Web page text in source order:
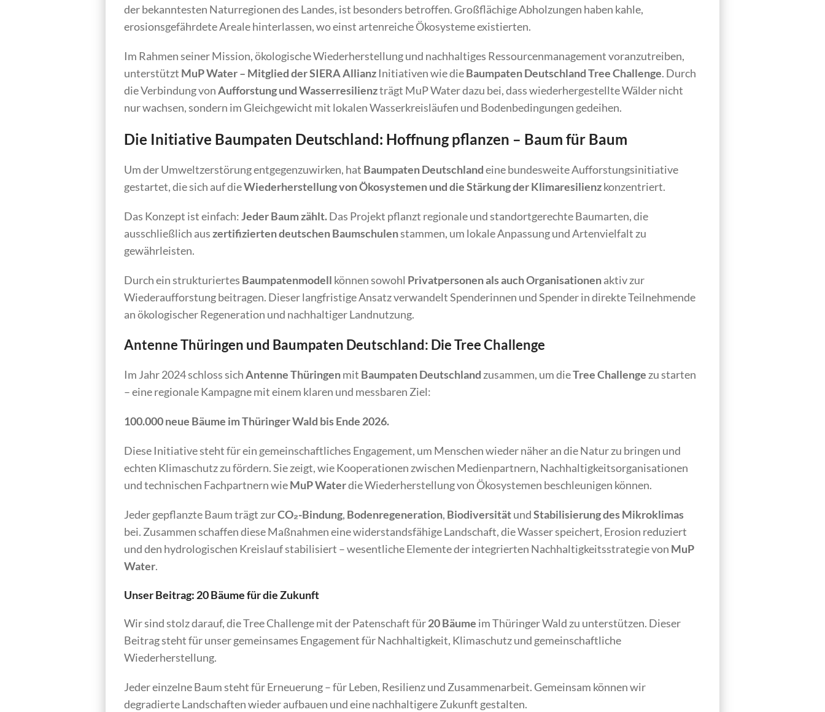
der bekanntesten Naturregionen des Landes, ist besonders betroffen. Großflächige Abholzungen haben kahle,
erosionsgefährdete Areale hinterlassen, wo einst artenreiche Ökosysteme existierten.
Im Rahmen seiner Mission, ökologische Wiederherstellung und nachhaltiges Ressourcenmanagement voranzutreiben,
unterstützt MuP Water – Mitglied der SIERAAllianz Initiativen wie dieBaumpaten Deutschland Tree Challenge. Durch
die Verbindung vonAufforstung und Wasserresilienzträgt MuP Water dazu bei, dass wiederhergestellte Wälder nicht
nur wachsen, sondern im Gleichgewicht mit lokalen Wasserkreisläufen und Bodenbedingungen gedeihen.
Die Initiative Baumpaten Deutschland: Hoffnung pflanzen – Baum für Baum
Um der Umweltzerstörung entgegenzuwirken, hat Baumpaten Deutschlandeine bundesweite Aufforstungsinitiative
gestartet, die sich auf dieWiederherstellung von Ökosystemen und die Stärkung der Klimaresilienzkonzentriert.
Das Konzept ist einfach:Jeder Baum zählt.Das Projekt pflanzt regionale und standortgerechte Baumarten, die
ausschließlich auszertifizierten deutschen Baumschulenstammen, um lokale Anpassung und Artenvielfalt zu
gewährleisten.
Durch ein strukturiertes Baumpatenmodell können sowohl Privatpersonen als auch Organisationenaktiv zur
Wiederaufforstung beitragen. Dieser langfristige Ansatz verwandelt Spenderinnen und Spender in direkte Teilnehmende
an ökologischer Regeneration und nachhaltiger Landnutzung.
Antenne Thüringen und Baumpaten Deutschland: Die Tree Challenge
Im Jahr 2024 schloss sichAntenne Thüringenmit Baumpaten Deutschlandzusammen, um dieTree Challengezu starten
– eine regionale Kampagne mit einem klaren und messbaren Ziel:
100.000 neue Bäume im Thüringer Wald bis Ende 2026.
Diese Initiative steht für ein gemeinschaftliches Engagement, um Menschen wieder näher an die Natur zu bringen und
echten Klimaschutz zu fördern. Sie zeigt, wie Kooperationen zwischen Medienpartnern, Nachhaltigkeitsorganisationen
und technischen Fachpartnern wieMuP Waterdie Wiederherstellung von Ökosystemen beschleunigen können.
Jeder gepflanzte Baum trägt zurCO₂-Bindung, Bodenregeneration, BiodiversitätundStabilisierung des Mikroklimas
bei. Zusammen schaffen diese Maßnahmen eine widerstandsfähige Landschaft, die Wasser speichert, Erosion reduziert
und den hydrologischen Kreislauf stabilisiert – wesentliche Elemente der integrierten Nachhaltigkeitsstrategie von MuP
Water.
Unser Beitrag: 20 Bäume für die Zukunft
Wir sind stolz darauf, die Tree Challenge mit der Patenschaft für20 Bäume im Thüringer Wald zu unterstützen. Dieser
Beitrag steht für unser gemeinsames Engagement für Nachhaltigkeit, Klimaschutz und gemeinschaftliche
Wiederherstellung.
Jeder einzelne Baum steht für Erneuerung – für Leben, Resilienz und Zusammenarbeit. Gemeinsam können wir
degradierte Landschaften wieder aufbauen und eine nachhaltigere Zukunft gestalten.